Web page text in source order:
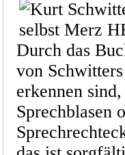
Durch das
von
erkennen
Sprechblasen